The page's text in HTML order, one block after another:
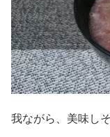
我ながら、美味し